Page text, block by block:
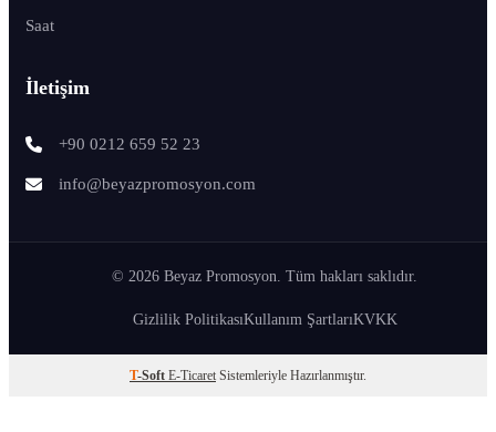
Saat
İletişim
+90 0212 659 52 23
info@beyazpromosyon.com
© 2026 Beyaz Promosyon. Tüm hakları saklıdır.
Gizlilik PolitikasıKullanım ŞartlarıKVKK
T-Soft E-Ticaret Sistemleriyle Hazırlanmıştır.